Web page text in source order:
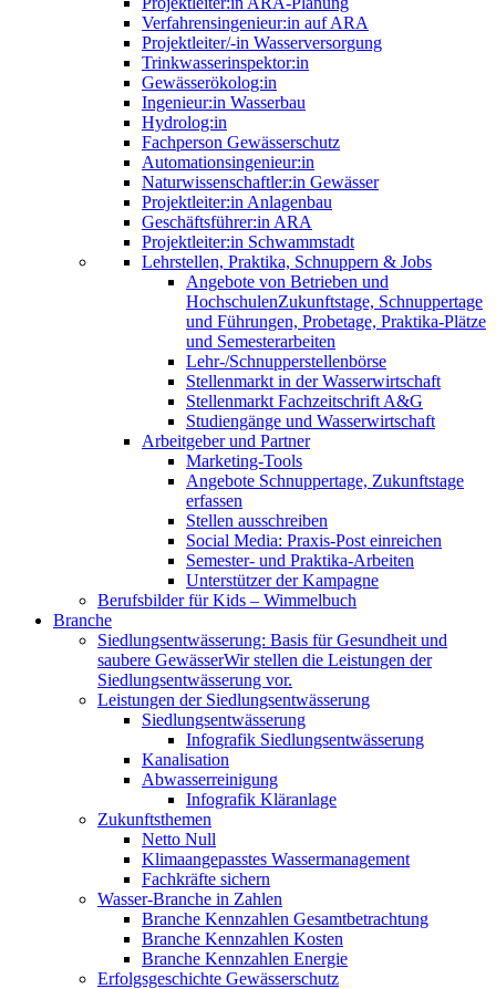
Verfahrensingenieur:in auf ARA
Projektleiter/-in Wasserversorgung
Trinkwasserinspektor:in
Gewässerökolog:in
Ingenieur:in Wasserbau
Hydrolog:in
Fachperson Gewässerschutz
Automationsingenieur:in
Naturwissenschaftler:in Gewässer
Projektleiter:in Anlagenbau
Geschäftsführer:in ARA
Projektleiter:in Schwammstadt
Lehrstellen, Praktika, Schnuppern & Jobs
Angebote von Betrieben und
HochschulenZukunftstage, Schnuppertage
und Führungen, Probetage, Praktika-Plätze
und Semesterarbeiten
Lehr-/Schnupperstellenbörse
Stellenmarkt in der Wasserwirtschaft
Stellenmarkt Fachzeitschrift A&G
Studiengänge und Wasserwirtschaft
Arbeitgeber und Partner
Marketing-Tools
Angebote Schnuppertage, Zukunftstage
erfassen
Stellen ausschreiben
Social Media: Praxis-Post einreichen
Semester- und Praktika-Arbeiten
Unterstützer der Kampagne
Berufsbilder für Kids – Wimmelbuch
Branche
Siedlungsentwässerung: Basis für Gesundheit und
saubere GewässerWir stellen die Leistungen der
Siedlungsentwässerung vor.
Leistungen der Siedlungsentwässerung
Siedlungsentwässerung
Infografik Siedlungsentwässerung
Kanalisation
Abwasserreinigung
Infografik Kläranlage
Zukunftsthemen
Netto Null
Klimaangepasstes Wassermanagement
Fachkräfte sichern
Wasser-Branche in Zahlen
Branche Kennzahlen Gesamtbetrachtung
Branche Kennzahlen Kosten
Branche Kennzahlen Energie
Erfolgsgeschichte Gewässerschutz